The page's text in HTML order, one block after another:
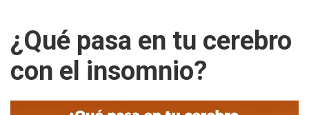
¿Qué pasa en tu cerebro
con el insomnio?